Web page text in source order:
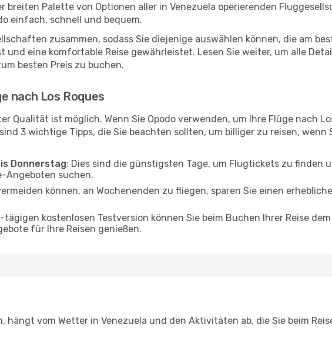
breiten Palette von Optionen aller in Venezuela operierenden
einfach, schnell und bequem.
zusammen, sodass Sie diejenige auswählen können, die am
und eine komfortable Reise gewährleistet. Lesen Sie weiter, um alle
besten Preis zu buchen.
nach Los Roques
Qualität ist möglich. Wenn Sie Opodo verwenden, um Ihre Flüge nach
3 wichtige Tipps, die Sie beachten sollten, um billiger zu reisen, wenn
Donnerstag: Dies sind die günstigsten Tage, um Flugtickets zu finden
Angeboten suchen.
können, an Wochenenden zu fliegen, sparen Sie einen
tägigen kostenlosen Testversion können Sie beim Buchen Ihrer Reise dem
für Ihre Reisen genießen.
hängt vom Wetter in Venezuela und den Aktivitäten ab, die Sie beim